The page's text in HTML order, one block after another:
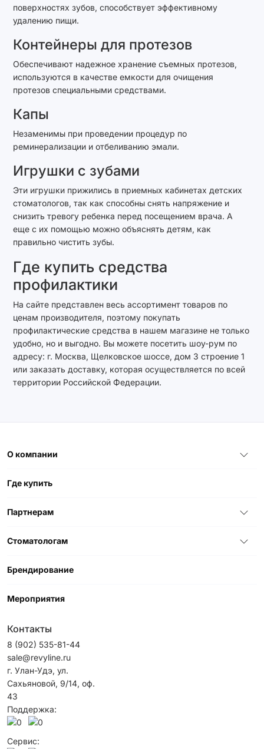
поверхностях зубов, способствует эффективному
удалению пищи.
Контейнеры для протезов
Обеспечивают надежное хранение съемных протезов,
используются в качестве емкости для очищения
протезов специальными средствами.
Капы
Незаменимы при проведении процедур по
реминерализации и отбеливанию эмали.
Игрушки с зубами
Эти игрушки прижились в приемных кабинетах детских
стоматологов, так как способны снять напряжение и
снизить тревогу ребенка перед посещением врача. А
еще с их помощью можно объяснять детям, как
правильно чистить зубы.
Где купить средства
профилактики
На сайте представлен весь ассортимент товаров по
ценам производителя, поэтому покупать
профилактические средства в нашем магазине не только
удобно, но и выгодно. Вы можете посетить шоу-рум по
адресу: г. Москва, Щелковское шоссе, дом 3 строение 1
или заказать доставку, которая осуществляется по всей
территории Российской Федерации.
О компании
Где купить
Партнерам
Стоматологам
Брендирование
Мероприятия
Контакты
8 (902) 535-81-44
sale@revyline.ru
г. Улан-Удэ, ул.
Сахьяновой, 9/14, оф.
43
Поддержка:
Сервис: